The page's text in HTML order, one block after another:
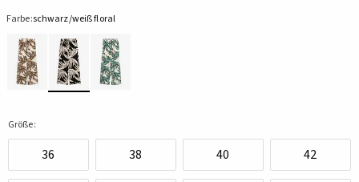
Farbe:schwarz/weiß floral
Größe:
36 38 40 42